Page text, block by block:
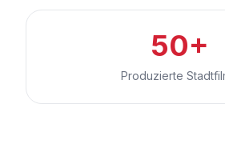
50+
Produzierte